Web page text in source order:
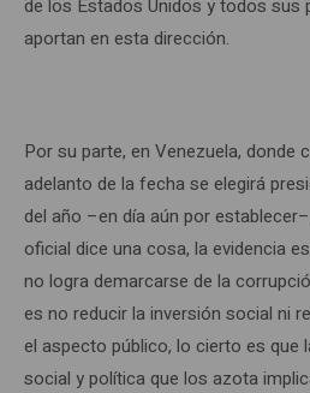
de los Estados Unidos y todos sus
aportan en esta dirección.
Por su parte, en Venezuela, donde
adelanto de la fecha se elegirá
del año –en día aún por
oficial dice una cosa, la evidencia
no logra demarcarse de la
es no reducir la inversión social ni
el aspecto público, lo cierto es que
social y política que los azota